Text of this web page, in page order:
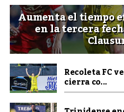
Aumenta el tiempo
en la tercera
Recoleta FC
cierra co...